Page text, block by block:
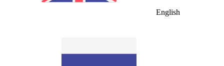
English